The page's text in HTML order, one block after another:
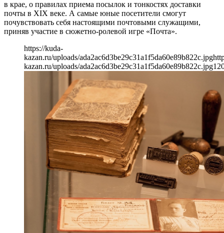
в крае, о правилах приема посылок и тонкостях доставки
почты в XIX веке. А самые юные посетители смогут
почувствовать себя настоящими почтовыми служащими,
приняв участие в сюжетно-ролевой игре «Почта».
https://kuda-
kazan.ru/uploads/ada2ac6d3be29c31a1f5da60e89b822c.jpg
kazan.ru/uploads/ada2ac6d3be29c31a1f5da60e89b822c.jpg